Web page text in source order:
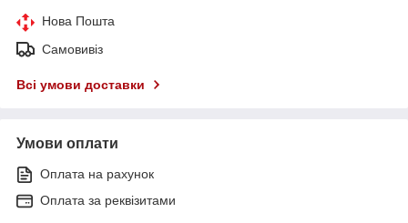
Нова Пошта
Самовивіз
Всі умови доставки
Умови оплати
Оплата на рахунок
Оплата за реквізитами